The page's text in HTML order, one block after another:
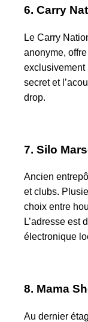
6. Carry
Le Carry
anonyme,
exclusivement
secret et
drop.
7. Silo
Ancien
et clubs.
choix entre
L’adresse est
électronique
8. Mama
Au dernier